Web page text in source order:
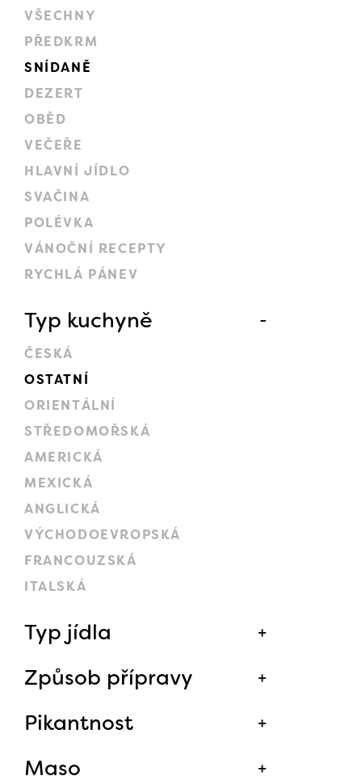
VŠECHNY
PŘEDKRM
SNÍDANĚ
DEZERT
OBĚD
VEČEŘE
HLAVNÍ JÍDLO
SVAČINA
POLÉVKA
VÁNOČNÍ RECEPTY
RYCHLÁ PÁNEV
Typ kuchyně
ČESKÁ
OSTATNÍ
ORIENTÁLNÍ
STŘEDOMOŘSKÁ
AMERICKÁ
MEXICKÁ
ANGLICKÁ
VÝCHODOEVROPSKÁ
FRANCOUZSKÁ
ITALSKÁ
Typ jídla
Způsob přípravy
Pikantnost
Maso